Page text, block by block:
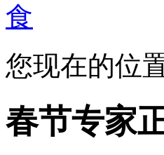
食
您现在的位
春节专家